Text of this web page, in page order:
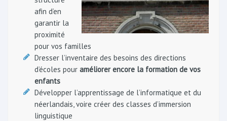
afin d’en
garantir la
proximité
pour vos familles
Dresser l’inventaire des besoins des directions
d’écoles pouraméliorer encore la formation de vos
enfants
Développer l’apprentissage de l’informatique et du
néerlandais, voire créer des classes d’immersion
linguistique